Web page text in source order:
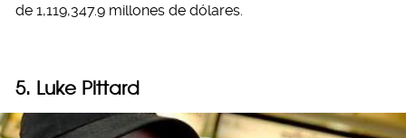
de 1,119,347.9 millones de dólares.
5. Luke Pittard